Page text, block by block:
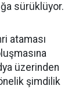
sürüklüyor.
ataması
üzerinden
şimdilik